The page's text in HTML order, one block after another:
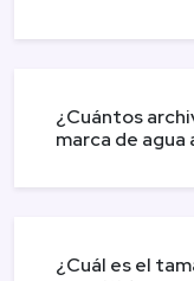
¿Cuántos
marca de agua
¿Cuál es el